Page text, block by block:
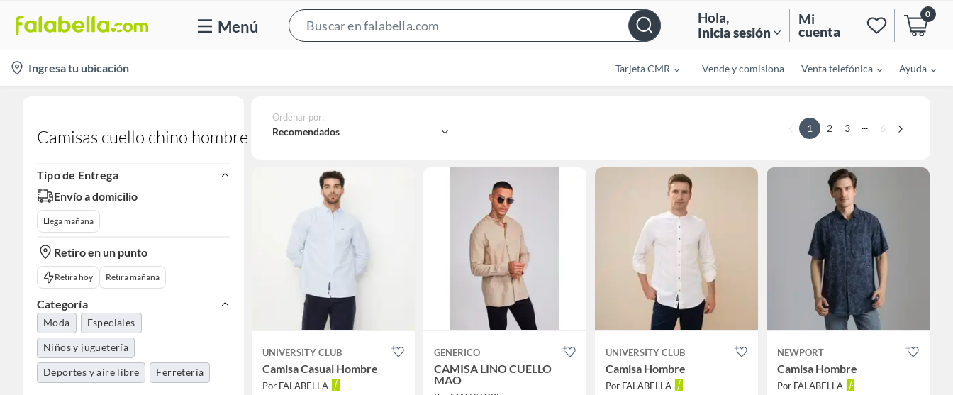
Menú
Bar
Hola,
Inicia sesión
Mi
cuenta
0
location-
icon
Ingresa tu ubicación Tarjeta CMR Vende y comisiona Venta telefónica Ayuda
Camisas cuello chino hombre
Tipo de Entrega
Envío a domicilio
Llega mañana
Retiro en un punto
Retira hoy Retira mañana
Categoría
Moda Especiales
Niños y juguetería
Deportes y aire libre Ferretería
Ordenar por:
Recomendados 1 2 3 ... 6
UNIVERSITY CLUB
Camisa Casual Hombre
Por FALABELLA
GENERICO
CAMISA LINO CUELLO
MAO
UNIVERSITY CLUB
Camisa Hombre
Por FALABELLA
NEWPORT
Camisa Hombre
Por FALABELLA